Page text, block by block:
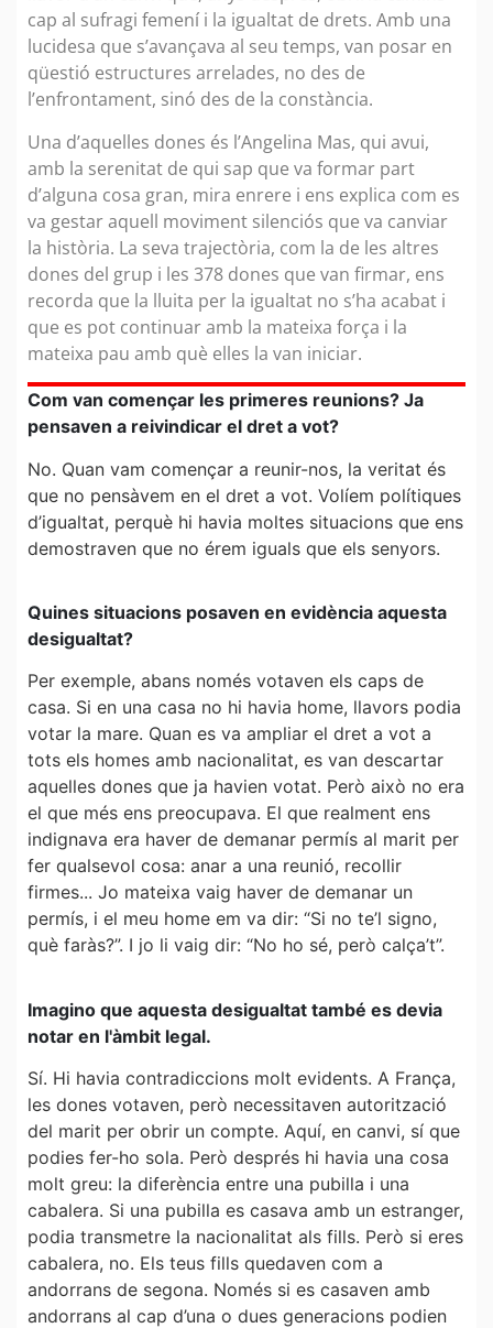
cap al sufragi femení i la igualtat de drets. Amb una
lucidesa que s’avançava al seu temps, van posar en
qüestió estructures arrelades, no des de
l’enfrontament, sinó des de la constància.
Una d’aquelles dones és l’Angelina Mas, qui avui,
amb la serenitat de qui sap que va formar part
d’alguna cosa gran, mira enrere i ens explica com es
va gestar aquell moviment silenciós que va canviar
la història. La seva trajectòria, com la de les altres
dones del grup i les 378 dones que van firmar, ens
recorda que la lluita per la igualtat no s’ha acabat i
que es pot continuar amb la mateixa força i la
mateixa pau amb què elles la van iniciar.
Com van començar les primeres reunions? Ja
pensaven a reivindicar el dret a vot?
No. Quan vam començar a reunir-nos, la veritat és
que no pensàvem en el dret a vot. Volíem polítiques
d’igualtat, perquè hi havia moltes situacions que ens
demostraven que no érem iguals que els senyors.
Quines situacions posaven en evidència aquesta
desigualtat?
Per exemple, abans només votaven els caps de
casa. Si en una casa no hi havia home, llavors podia
votar la mare. Quan es va ampliar el dret a vot a
tots els homes amb nacionalitat, es van descartar
aquelles dones que ja havien votat. Però això no era
el que més ens preocupava. El que realment ens
indignava era haver de demanar permís al marit per
fer qualsevol cosa: anar a una reunió, recollir
firmes... Jo mateixa vaig haver de demanar un
permís, i el meu home em va dir: “Si no te’l signo,
què faràs?”. I jo li vaig dir: “No ho sé, però calça’t”.
Imagino que aquesta desigualtat també es devia
notar en l'àmbit legal.
Sí. Hi havia contradiccions molt evidents. A França,
les dones votaven, però necessitaven autorització
del marit per obrir un compte. Aquí, en canvi, sí que
podies fer-ho sola. Però després hi havia una cosa
molt greu: la diferència entre una pubilla i una
cabalera. Si una pubilla es casava amb un estranger,
podia transmetre la nacionalitat als fills. Però si eres
cabalera, no. Els teus fills quedaven com a
andorrans de segona. Només si es casaven amb
andorrans al cap d’una o dues generacions podien